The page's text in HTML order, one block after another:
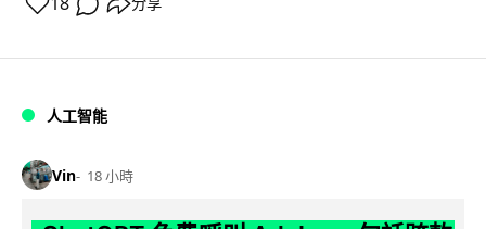
人工智能
Vin 18 小時